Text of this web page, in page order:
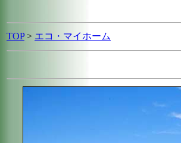
TOP> エコ・マイホーム